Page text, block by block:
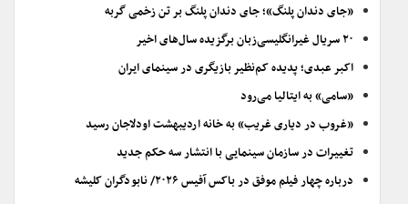
«جای دندان پلنگ»؛ جای دندان پلنگ بر تن زخمی گربه
۲۰ سریال غیرانگلیسی‌زبان برگزیده سال‌های اخیر
اکبر عبدی؛ پدیده کم‌نظیر بازیگری در سینمای ایران
«سامی» به ایتالیا می‌رود
«غروب در دیاری غریب» به خانه اردیبهشت اودلاجان رسید
تغییرات در سازمان سینمایی با انتشار سه حکم جدید
درباره چهار فیلم موفق در باکس آفیس ۲۰۲۶/ نابودگران کلیشه